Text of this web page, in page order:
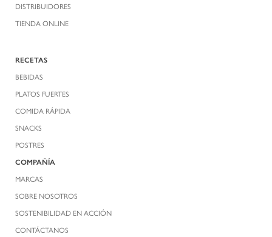
RECETAS
BEBIDAS
PLATOS FUERTES
COMIDA RÁPIDA
SNACKS
POSTRES
COMPAÑÍA
MARCAS
SOBRE NOSOTROS
SOSTENIBILIDAD EN ACCIÓN
CONTÁCTANOS
DISTRIBUIDORES
TIENDA ONLINE